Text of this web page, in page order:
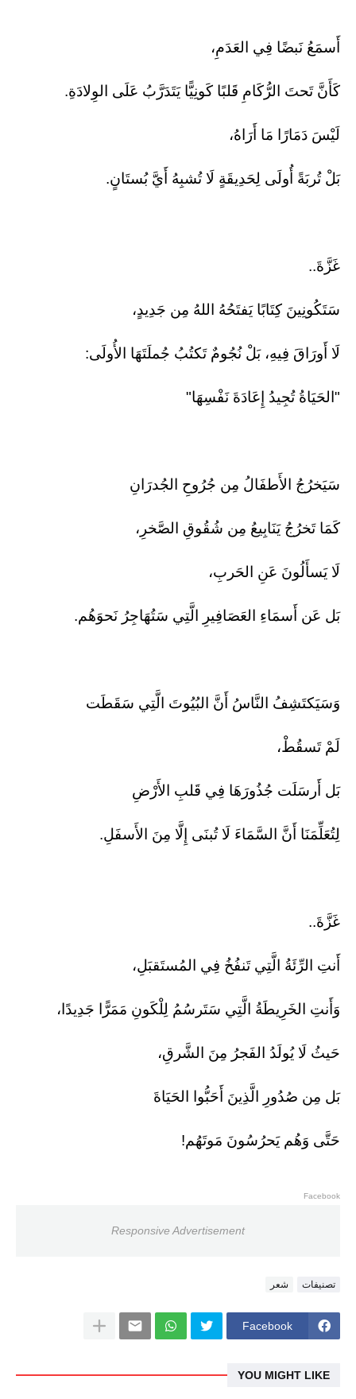
أَسمَعُ نَبضًا فِي العَدَمِ،
كَأَنَّ تَحتَ الرُّكَامِ قَلبًا كَونِيًّا يَتَدَرَّبُ عَلَى الوِلادَةِ.
لَيْسَ دَمَارًا مَا أَرَاهُ،
بَلْ تُربَةً أُولَى لِحَدِيقَةٍ لَا تُشبِهُ أَيَّ بُستَانٍ.
غَزَّةَ..
سَتَكُونِينَ كِتَابًا يَفتَحُهُ اللهُ مِن جَدِيدٍ،
لَا أَورَاقَ فِيهِ، بَلْ نُجُومٌ تَكتُبُ جُملَتَهَا الأُولَى:
"الحَيَاةُ تُجِيدُ إِعَادَةَ نَفْسِهَا"
سَيَخرُجُ الأَطفَالُ مِن جُرُوحِ الجُدرَانِ
كَمَا تَخرُجُ يَنَابِيعُ مِن شُقُوقِ الصَّخرِ،
لَا يَسأَلُونَ عَنِ الحَربِ،
بَل عَن أَسمَاءِ العَصَافِيرِ الَّتِي سَتُهَاجِرُ نَحوَهُم.
وَسَيَكتَشِفُ النَّاسُ أَنَّ البُيُوتَ الَّتِي سَقَطَت
لَمْ تَسقُطْ،
بَل أَرسَلَت جُذُورَهَا فِي قَلبِ الأَرْضِ
لِتُعَلِّمَنَا أَنَّ السَّمَاءَ لَا تُبنَى إِلَّا مِنَ الأَسفَلِ.
غَزَّةَ..
أَنتِ الرِّئَةُ الَّتِي تَنفُخُ فِي المُستَقبَلِ،
وَأَنتِ الخَرِيطَةُ الَّتِي سَتَرسُمُ لِلْكَونِ مَمَرًّا جَدِيدًا،
حَيثُ لَا يُولَدُ الفَجرُ مِنَ الشَّرقِ،
بَل مِن صُدُورِ الَّذِينَ أَحَبُّوا الحَيَاةَ
حَتَّى وَهُم يَحرُسُونَ مَوتَهُم!
Facebook
Responsive Advertisement
تصنيفات شعر
Facebook
YOU MIGHT LIKE